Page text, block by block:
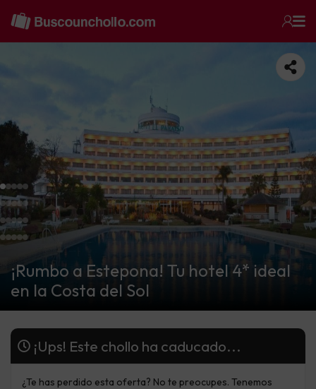
¡Rumbo a Estepona! Tu hotel 4* ideal
en la Costa del Sol
¡Ups! Este chollo ha caducado...
¿Te has perdido esta oferta? No te preocupes. Tenemos